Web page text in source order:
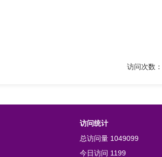
访问次数
访问统计
总访问量 1049099
今日访问 1199